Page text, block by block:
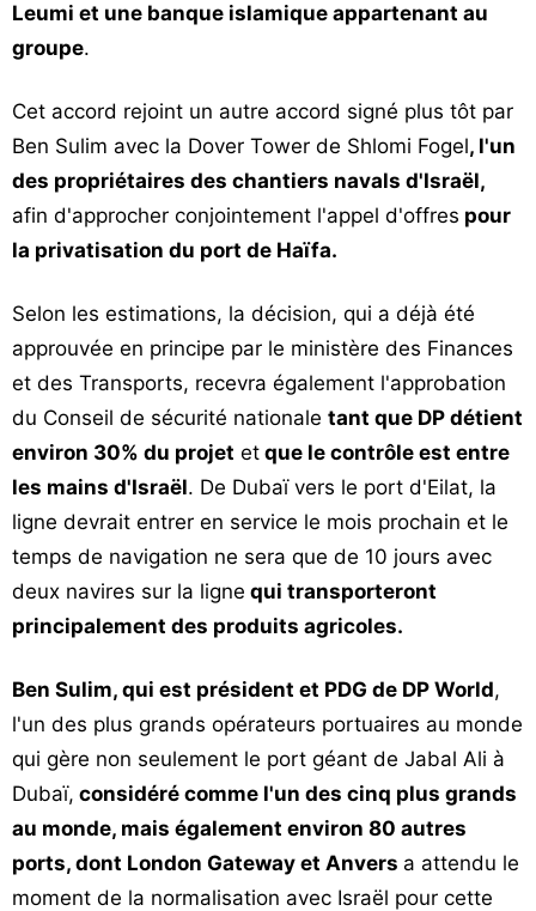
Leumi et une banque islamique appartenant au
groupe.
Cet accord rejoint un autre accord signé plus tôt par
Ben Sulim avec la Dover Tower de Shlomi Fogel, l'un
des propriétaires des chantiers navals d'Israël,
afin d'approcher conjointement l'appel d'offres pour
la privatisation du port de Haïfa.
Selon les estimations, la décision, qui a déjà été
approuvée en principe par le ministère des Finances
et des Transports, recevra également l'approbation
du Conseil de sécurité nationale tant que DP détient
environ 30% du projet et que le contrôle est entre
les mains d'Israël. De Dubaï vers le port d'Eilat, la
ligne devrait entrer en service le mois prochain et le
temps de navigation ne sera que de 10 jours avec
deux navires sur la ligne qui transporteront
principalement des produits agricoles.
Ben Sulim, qui est président et PDG de DP World,
l'un des plus grands opérateurs portuaires au monde
qui gère non seulement le port géant de Jabal Ali à
Dubaï, considéré comme l'un des cinq plus grands
au monde, mais également environ 80 autres
ports, dont London Gateway et Anvers a attendu le
moment de la normalisation avec Israël pour cette